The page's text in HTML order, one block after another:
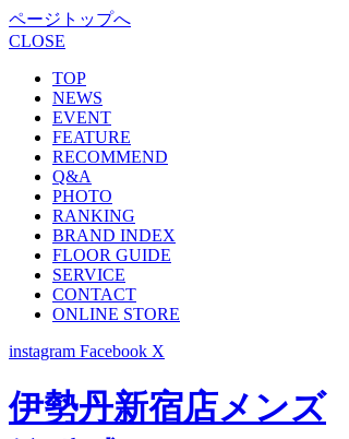
ページトップへ
CLOSE
TOP
NEWS
EVENT
FEATURE
RECOMMEND
Q&A
PHOTO
RANKING
BRAND INDEX
FLOOR GUIDE
SERVICE
CONTACT
ONLINE STORE
instagram Facebook X
伊勢丹新宿店メンズ